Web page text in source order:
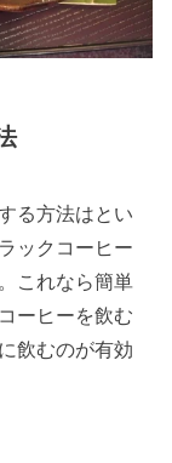
る方法はとい
ックコーヒー
これなら簡単
ーヒーを飲む
飲むのが有効